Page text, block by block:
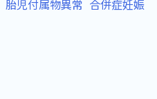
胎児付属物異常 合併症妊娠